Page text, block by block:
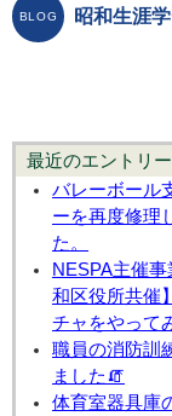
昭和生涯
最近のエントリー
バレーボール
ーを再度修理
た。
NESPA主催事
和区役所共催
チャをやって
職員の消防訓
ました🧯
体育室器具庫